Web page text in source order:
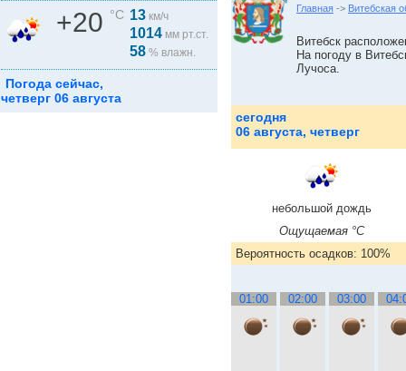
+20 °C 13 км/ч
1014 мм рт.ст.
58 % влажн.
Погода сейчас,
четверг 06 августа
Главная -> Витебская
Витебск
На погоду в
Лучоса.
сегодня
06 августа, четверг
небольшой дождь
Ощущаемая °C
Вероятность осадков: 100%
01:00 02:00 03:00